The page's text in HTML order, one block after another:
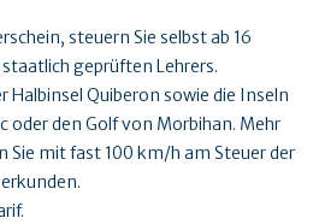
steuern Sie selbst ab 16
geprüften Lehrers.
Halbinsel Quiberon sowie die Inseln
oder den Golf von Morbihan. Mehr
Sie mit fast 100 km/h am Steuer der